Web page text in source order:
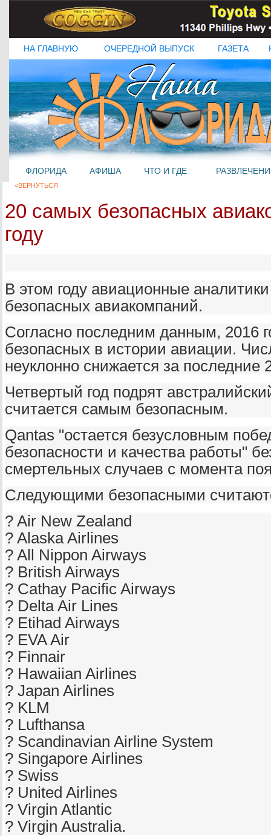
НА ГЛАВНУЮ ОЧЕРЕДНОЙ ВЫПУСК ГАЗЕТА
ФЛОРИДА АФИША ЧТО И ГДЕ
<ВЕРНУТЬСЯ
20 самых безопасных
году
В этом году авиационные
безопасных авиакомпаний.
Согласно последним данным, 2016
безопасных в истории авиации.
неуклонно снижается за последние
Четвертый год подрят
считается самым безопасным.
Qantas "остается безусловным
безопасности и качества работы"
смертельных случаев с момента
Следующими безопасными
? Air New Zealand
? Alaska Airlines
? All Nippon Airways
? British Airways
? Cathay Pacific Airways
? Delta Air Lines
? Etihad Airways
? EVA Air
? Finnair
? Hawaiian Airlines
? Japan Airlines
? KLM
? Lufthansa
? Scandinavian Airline System
? Singapore Airlines
? Swiss
? United Airlines
? Virgin Atlantic
? Virgin Australia.